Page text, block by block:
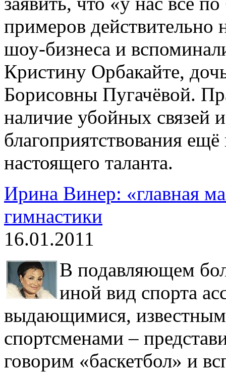
примеров действительно
шоу-бизнеса и
Кристину Орбакайте,
Борисовны Пугачёвой.
наличие убойных связей
благоприятствования ещё
настоящего таланта.
Ирина Винер: «главная
гимнастики
16.01.2011
В подавляющем
иной вид спорта
выдающимися,
спортсменами –
говорим «баскетбол» и